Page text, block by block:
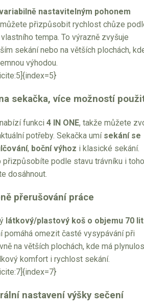
nastavitelným pohonem
přizpůsobit rychlost chůze
tempa. To výrazně zvyšuje
sekání nebo na větších plochách,
výhodou.
sekačka, více možností
nabízí funkci 4 IN ONE, takže můžete
potřeby. Sekačka umí sekání se
, boční výhoz i klasické sekání.
přizpůsobíte podle stavu trávníku i
dosáhnout.
přerušování práce
látkový/plastový koš o objemu 70
pomáhá omezit časté vysypávání při
na větších plochách, kde má
komfort i rychlost sekání.
nastavení výšky sečení